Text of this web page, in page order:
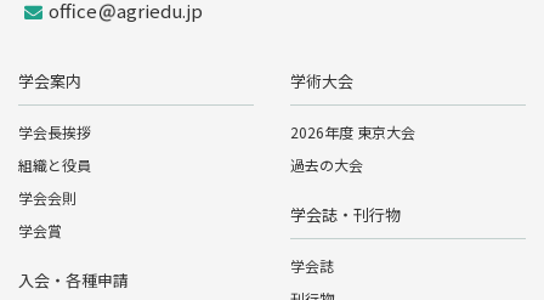
office
agriedu.jp
学会案内
学会長挨拶
組織と役員
学会会則
学会賞
入会・各種申請
学術大会
2026年度 東京大会
過去の大会
学会誌・刊行物
学会誌